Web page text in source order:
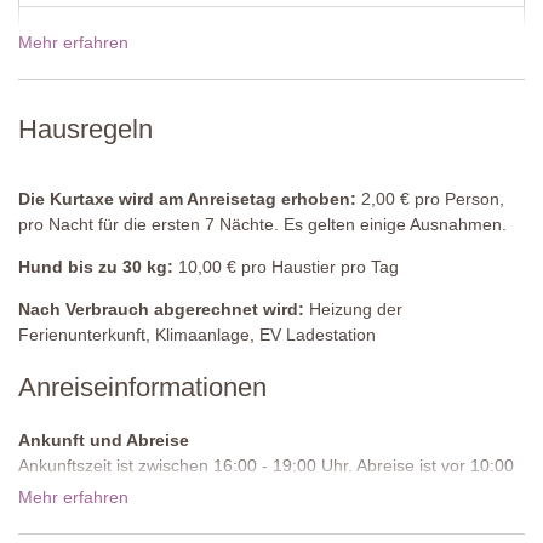
En-suite Badezimmer
Erster Stock
Schlafzimmer 2
En-suite Badezimmer
Dusche, Waschbecken, WC.
Schlafzimmer 3
Doppelbett (kann nicht in ein Zweibettzimmer umgestellt werden),
Dusche, Waschbecken, WC.
Schlafzimmer 4
umgestellt werden, falls das Zimmer mit zwei getrennten
19 Dez - 02 Jan 2027
Preise für 2027
Mehr erfahren
Hausregeln
Die Kurtaxe wird am Anreisetag erhoben: 2,00 € pro Person,
pro Nacht für die ersten 7 Nächte. Es gelten einige Ausnahmen.
Hund bis zu 30 kg: 10,00 € pro Haustier pro Tag
Nach Verbrauch abgerechnet wird: Heizung der
Ferienunterkunft, Klimaanlage, EV Ladestation
Anreiseinformationen
Ankunft und Abreise
Ankunftszeit ist zwischen 16:00 - 19:00 Uhr. Abreise ist vor 10:00
Uhr morgens.
Zufahrtsstraße:Ungepflastert, ebenmäßig
Mehr erfahren